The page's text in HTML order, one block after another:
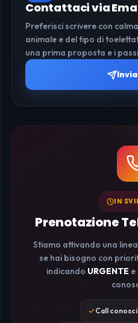
Contattaci via
Preferisci scrivere con
animale e del tipo di
una prima proposta e i
IN
Prenotazione
Stiamo attivando una
se hai bisogno con
indicando URGENTE e
Call